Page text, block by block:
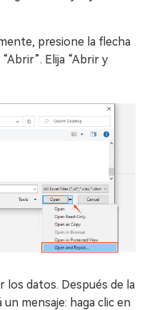
presione la flecha
Elija “Abrir y
los datos. Después de la
mensaje: haga clic en